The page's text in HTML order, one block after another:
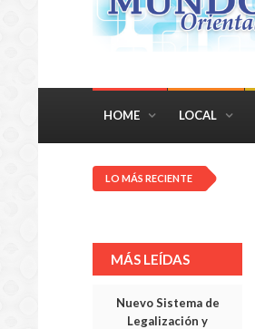
HOME LOCAL
LO MÁS RECIENTE
MÁS LEÍDAS
Nuevo Sistema de
Legalización y